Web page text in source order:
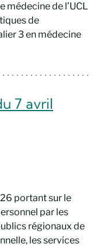
médecine de l’UCL
de
3 en médecine
7 avril
portant sur le
par les
régionaux de
les services